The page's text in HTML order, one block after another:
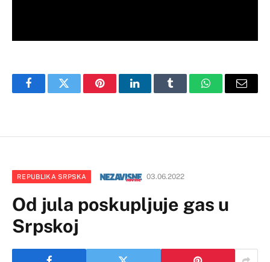
FacebookTwitter PinterestLinkedInTumblr WhatsAppEmail
REPUBLIKA SRPSKA 03.06.2022
Od jula poskupljuje gas u
Srpskoj